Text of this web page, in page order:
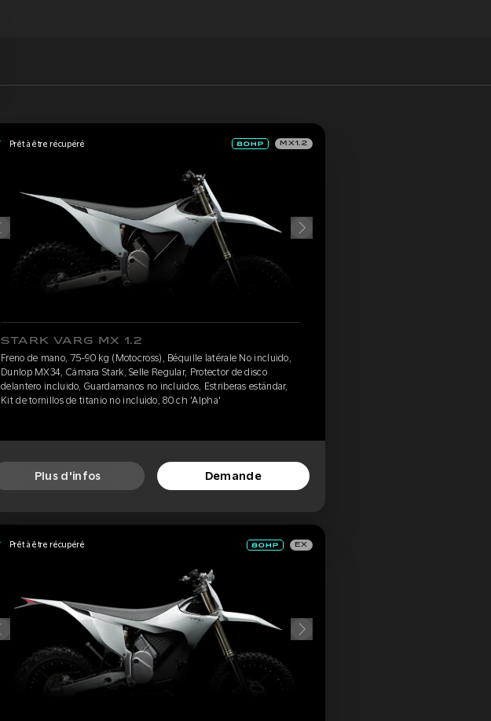
Prêt à être récupéré MX1.2
STARK VARG MX 1.2
Freno de mano, 75-90 kg (Motocross), Béquille latérale No incluido,
Dunlop MX34, Cámara Stark, Selle Regular, Protector de disco
delantero incluido, Guardamanos no incluidos, Estriberas estándar,
Kit de tornillos de titanio no incluido, 80 ch 'Alpha'
Plus d'infos Demande
Prêt à être récupéré EX